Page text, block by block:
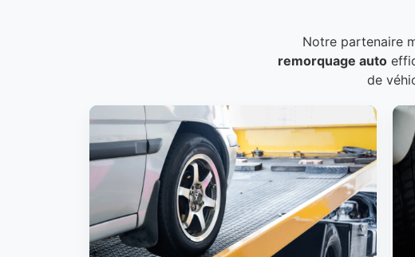
Notre partenaire
remorquage auto
de